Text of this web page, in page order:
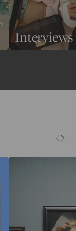
Interviews